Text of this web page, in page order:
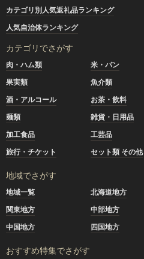
カテゴリ別人気返礼品ランキング
人気自治体ランキング
カテゴリでさがす
肉・ハム類 米・パン
果実類
魚介類
酒・アルコール
お茶・飲料
麺類
雑貨・日用品
加工食品
工芸品
旅行・チケット
セット類 その他
地域でさがす
地域一覧 北海道地方
関東地方
中部地方
中国地方
四国地方
おすすめ特集でさがす